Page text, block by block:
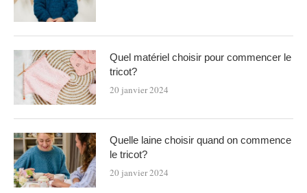
Quel matériel choisir pour commencer le
tricot?
20 janvier 2024
Quelle laine choisir quand on commence
le tricot?
20 janvier 2024